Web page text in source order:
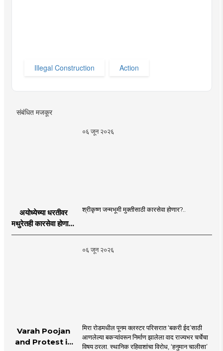
Illegal Construction Action
संबंधित मजकूर
०६ जून २०२६
अयोध्येच्या धरतीवर
मथुरेतही कारसेवा होणार?
| Shri Krishna
श्रीकृष्ण जन्मभूमी मुक्तीसाठी कारसेवा होणार?..
०६ जून २०२६
Varah Poojan
and Protest in
मिरा रोडमधील पूनम क्लस्टर परिसरात ‘बकरी ईद’साठी
आणलेल्या बकऱ्यांवरून निर्माण झालेला वाद राज्यभर चर्चेचा
विषय ठरला. स्थानिक रहिवाशांचा विरोध, ‘हनुमान चालीसा’